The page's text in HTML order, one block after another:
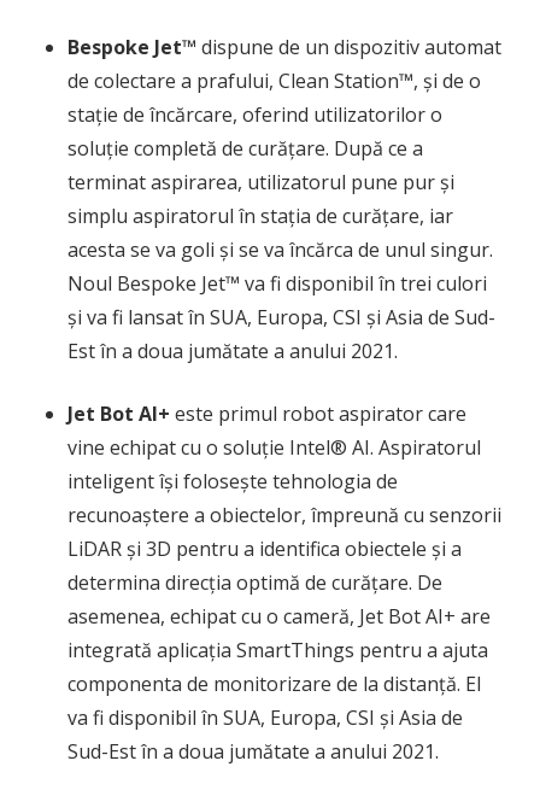
Bespoke Jet™ dispune de un dispozitiv automat
de colectare a prafului, Clean Station™, și de o
stație de încărcare, oferind utilizatorilor o
soluție completă de curățare. După ce a
terminat aspirarea, utilizatorul pune pur și
simplu aspiratorul în stația de curățare, iar
acesta se va goli și se va încărca de unul singur.
Noul Bespoke Jet™ va fi disponibil în trei culori
și va fi lansat în SUA, Europa, CSI și Asia de Sud-
Est în a doua jumătate a anului 2021.
Jet Bot AI+ este primul robot aspirator care
vine echipat cu o soluție Intel® AI. Aspiratorul
inteligent își folosește tehnologia de
recunoaștere a obiectelor, împreună cu senzorii
LiDAR și 3D pentru a identifica obiectele și a
determina direcția optimă de curățare. De
asemenea, echipat cu o cameră, Jet Bot AI+ are
integrată aplicația SmartThings pentru a ajuta
componenta de monitorizare de la distanță. El
va fi disponibil în SUA, Europa, CSI și Asia de
Sud-Est în a doua jumătate a anului 2021.